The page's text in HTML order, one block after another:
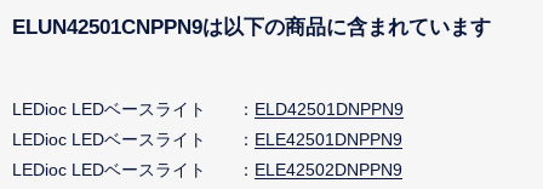
ELUN42501CNPPN9は以下の商品に含まれています
LEDioc LEDベースライト
ELD42501DNPPN9
LEDioc LEDベースライト
ELE42501DNPPN9
LEDioc LEDベースライト
ELE42502DNPPN9